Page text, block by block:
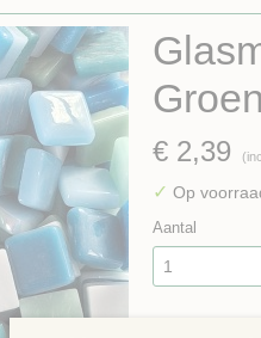
€ 2,39
✓ Op
Aantal